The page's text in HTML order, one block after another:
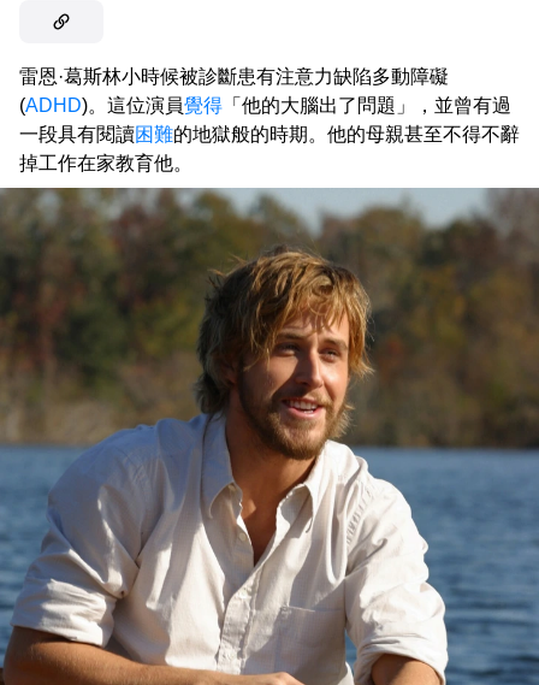
雷恩·葛斯林小時候被診斷患有注意力缺陷多動障礙
(ADHD)。這位演員覺得 「他的大腦出了問題」，並曾有過
一段具有閱讀困難的地獄般的時期。他的母親甚至不得不辭
掉工作在家教育他。